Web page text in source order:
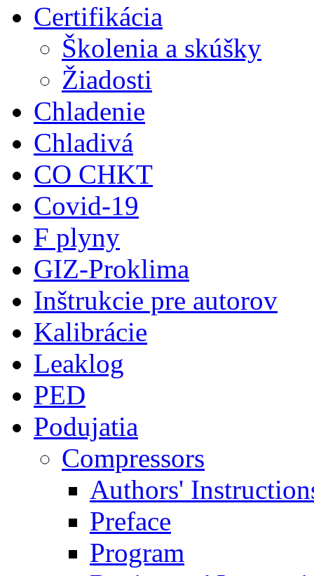
Certifikácia
Školenia a skúšky
Žiadosti
Chladenie
Chladivá
CO CHKT
Covid-19
F plyny
GIZ-Proklima
Inštrukcie pre autorov
Kalibrácie
Leaklog
PED
Podujatia
Compressors
Authors'
Preface
Program